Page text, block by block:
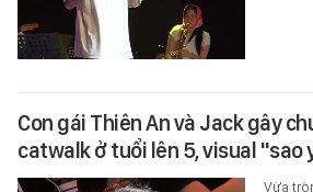
Con gái Thiên An và Jack gây
catwalk ở tuổi lên 5, visual "sao
Vừa